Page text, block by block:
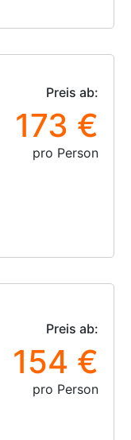
Preis ab:
173 €
pro Person
Preis ab:
154 €
pro Person